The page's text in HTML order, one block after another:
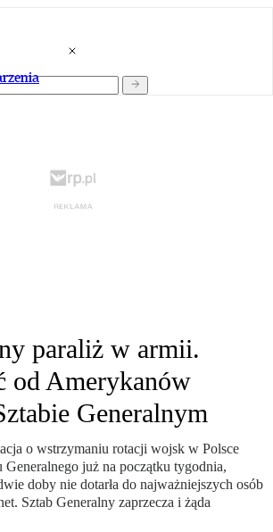
paraliż w armii.
od Amerykanów
Generalnym
o wstrzymaniu rotacji wojsk w Polsce
Generalnego już na początku tygodnia,
doby nie dotarła do najważniejszych osób
Sztab Generalny zaprzecza i żąda